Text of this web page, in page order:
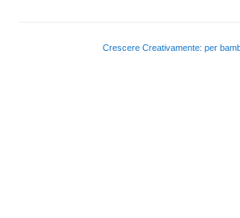
Crescere Creativamente: per